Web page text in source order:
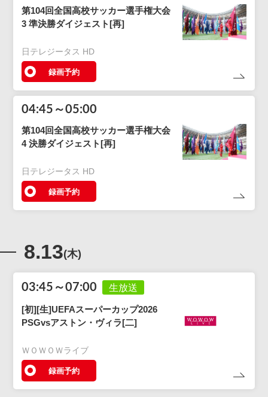
第104回全国高校サッカー選手権大会
3 準決勝ダイジェスト[再]
日テレジータス HD
録画予約
04:45～05:00
第104回全国高校サッカー選手権大会
4 決勝ダイジェスト[再]
日テレジータス HD
録画予約
8.13(木)
03:45～07:00 生放送
[初][生]UEFAスーパーカップ2026
PSGvsアストン・ヴィラ[二]
ＷＯＷＯＷライブ
録画予約